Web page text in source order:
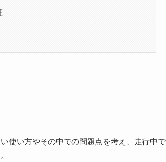
使い方やその中での問題点を考え、走行中で